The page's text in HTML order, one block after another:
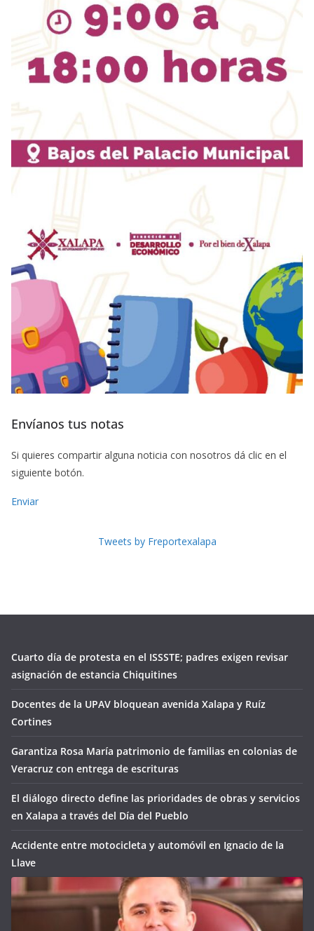
Envíanos tus notas
Si quieres compartir alguna noticia con nosotros dá clic en el
siguiente botón.
Enviar
Tweets by Freportexalapa
Cuarto día de protesta en el ISSSTE; padres exigen revisar
asignación de estancia Chiquitines
Docentes de la UPAV bloquean avenida Xalapa y Ruíz
Cortines
Garantiza Rosa María patrimonio de familias en colonias de
Veracruz con entrega de escrituras
El diálogo directo define las prioridades de obras y servicios
en Xalapa a través del Día del Pueblo
Accidente entre motocicleta y automóvil en Ignacio de la
Llave